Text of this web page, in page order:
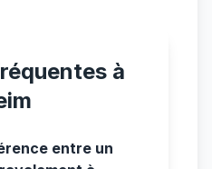
à
entre un